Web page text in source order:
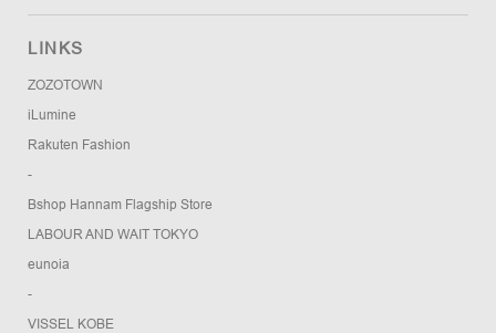
LINKS
ZOZOTOWN
iLumine
Rakuten Fashion
-
Bshop Hannam Flagship Store
LABOUR AND WAIT TOKYO
eunoia
-
VISSEL KOBE